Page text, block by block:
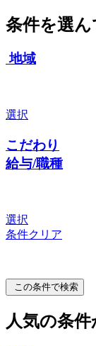
条件を選ん
地域
選択
こだわり
給与/職種
選択
条件クリア
この条件で検索
人気の条